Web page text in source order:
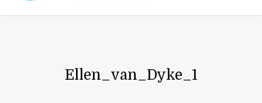
Ellen_van_Dyke_1